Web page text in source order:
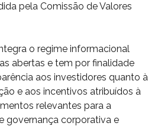
pela Comissão de Valores
o regime informacional
abertas e tem por finalidade
aos investidores quanto à
e aos incentivos atribuídos à
relevantes para a
governança corporativa e